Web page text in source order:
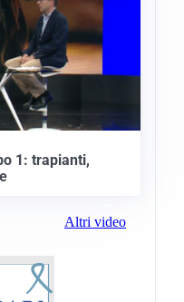
1: trapianti,
Altri video